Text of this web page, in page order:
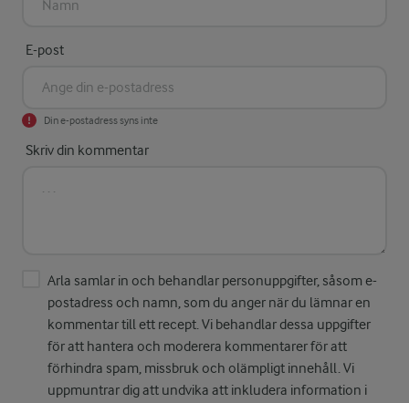
E-post
Din e-postadress syns inte
Skriv din kommentar
Arla samlar in och behandlar personuppgifter, såsom e-
postadress och namn, som du anger när du lämnar en
kommentar till ett recept. Vi behandlar dessa uppgifter
för att hantera och moderera kommentarer för att
förhindra spam, missbruk och olämpligt innehåll. Vi
uppmuntrar dig att undvika att inkludera information i